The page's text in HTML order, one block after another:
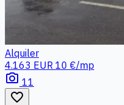
Alquiler
4.163 EUR 10 €/mp
photo_camera 11
favorite_border